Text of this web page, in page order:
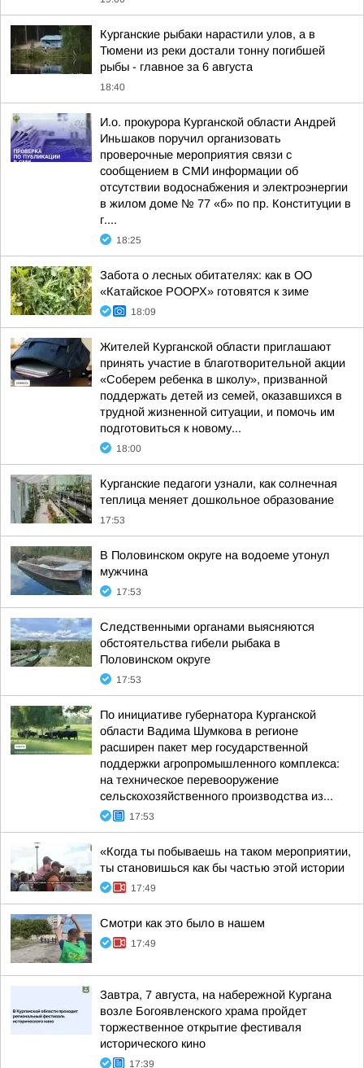
Курганские рыбаки нарастили улов, а в
Тюмени из реки достали тонну погибшей
рыбы - главное за 6 августа
18:40
И.о. прокурора Курганской области Андрей
Иньшаков поручил организовать
проверочные мероприятия связи с
сообщением в СМИ информации об
отсутствии водоснабжения и электроэнергии
в жилом доме № 77 «б» по пр. Конституции в
г....
18:25
Забота о лесных обитателях: как в ОО
«Катайское РООРХ» готовятся к зиме
18:09
Жителей Курганской области приглашают
принять участие в благотворительной акции
«Соберем ребенка в школу», призванной
поддержать детей из семей, оказавшихся в
трудной жизненной ситуации, и помочь им
подготовиться к новому...
18:00
Курганские педагоги узнали, как солнечная
теплица меняет дошкольное образование
17:53
В Половинском округе на водоеме утонул
мужчина
17:53
Следственными органами выясняются
обстоятельства гибели рыбака в
Половинском округе
17:53
По инициативе губернатора Курганской
области Вадима Шумкова в регионе
расширен пакет мер государственной
поддержки агропромышленного комплекса:
на техническое перевооружение
сельскохозяйственного производства из...
17:53
«Когда ты побываешь на таком мероприятии,
ты становишься как бы частью этой истории
17:49
Смотри как это было в нашем
17:49
Завтра, 7 августа, на набережной Кургана
возле Богоявленского храма пройдет
торжественное открытие фестиваля
исторического кино
17:39